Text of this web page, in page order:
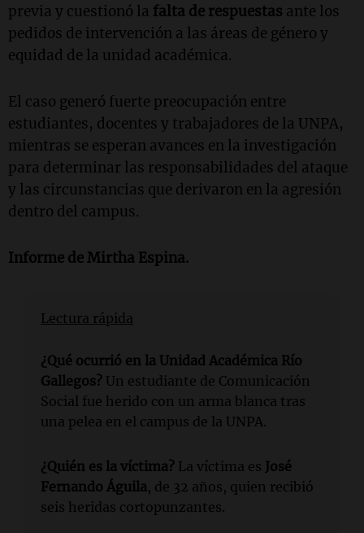
previa y cuestionó la falta de respuestas ante los
pedidos de intervención a las áreas de género y
equidad de la unidad académica.
El caso generó fuerte preocupación entre
estudiantes, docentes y trabajadores de la UNPA,
mientras se esperan avances en la investigación
para determinar las responsabilidades del ataque
y las circunstancias que derivaron en la agresión
dentro del campus.
Informe deMirtha Espina.
Lectura rápida
¿Qué ocurrió en la Unidad Académica Río
Gallegos? Un estudiante de Comunicación
Social fue herido con un arma blanca tras
una pelea en el campus de la UNPA.
¿Quién es la víctima? La víctima es José
Fernando Águila, de 32 años, quien recibió
seis heridas cortopunzantes.